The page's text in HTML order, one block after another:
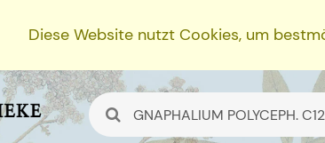
Diese Website nutzt Cookies, um